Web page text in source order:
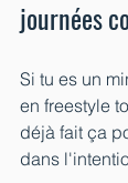
journées
Si tu es un
en freestyle
déjà fait ça
dans